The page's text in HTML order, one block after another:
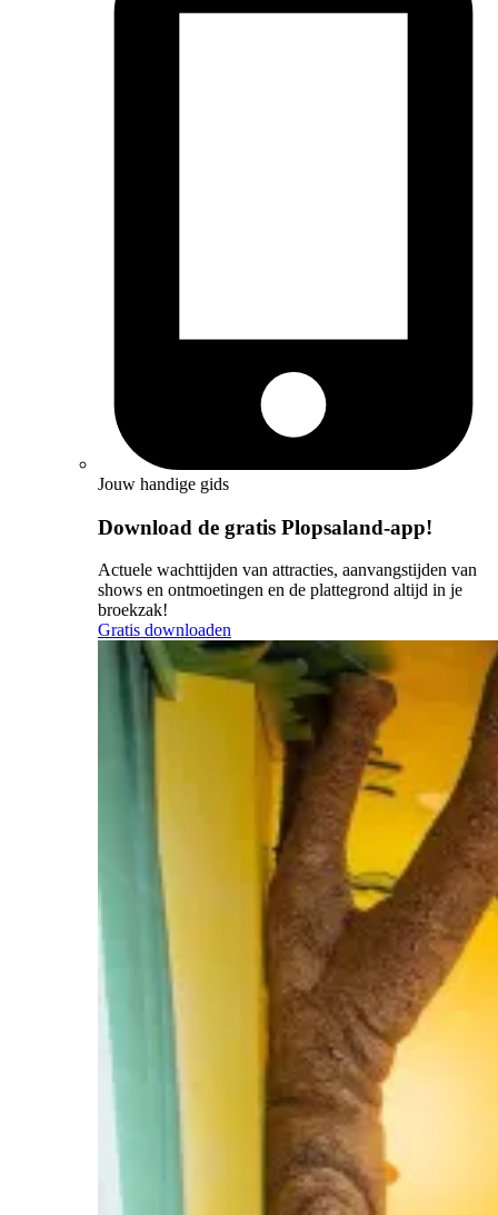
Jouw handige gids
Download de gratis Plopsaland-app!
Actuele wachttijden van attracties, aanvangstijden van
shows en ontmoetingen en de plattegrond altijd in je
broekzak!
Gratis downloaden